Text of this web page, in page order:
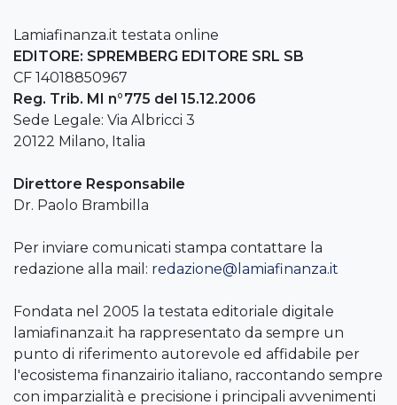
Lamiafinanza.it testata online
EDITORE: SPREMBERG EDITORE SRL SB
CF 14018850967
Reg. Trib. MI n°775 del 15.12.2006
Sede Legale: Via Albricci 3
20122 Milano, Italia
Direttore Responsabile
Dr. Paolo Brambilla
Per inviare comunicati stampa contattare la
redazione alla mail: redazione@lamiafinanza.it
Fondata nel 2005 la testata editoriale digitale
lamiafinanza.it ha rappresentato da sempre un
punto di riferimento autorevole ed affidabile per
l'ecosistema finanzairio italiano, raccontando sempre
con imparzialità e precisione i principali avvenimenti